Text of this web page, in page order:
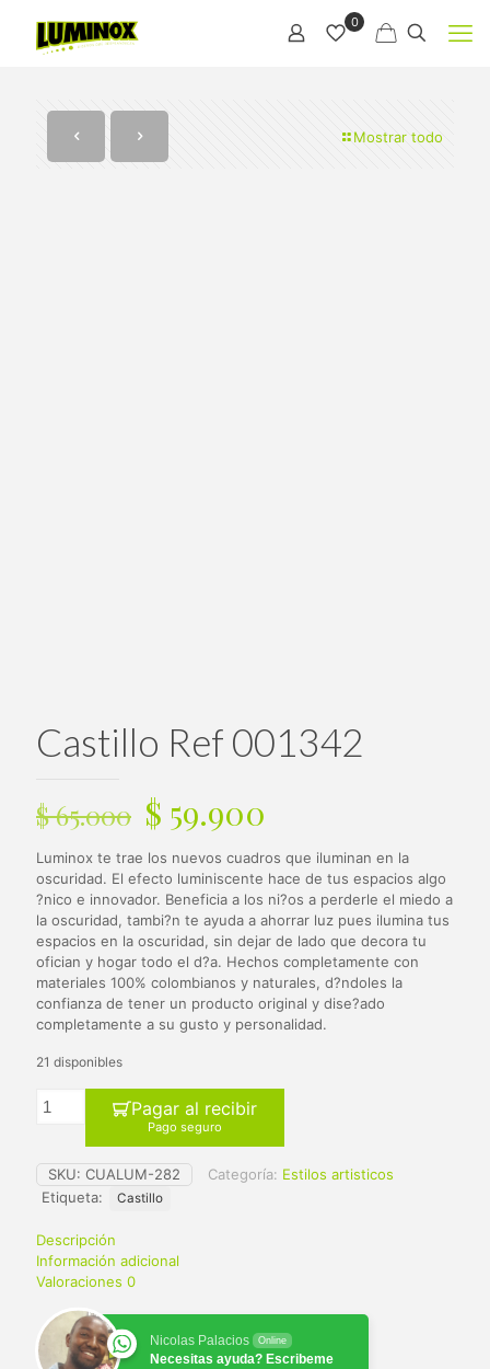
0
Mostrar todo
Castillo Ref 001342
$65.000 El
precio
original
era:
$ 65.000.
$ 59.900
precio
actual
es:
$ 59.900.
Luminox te trae los nuevos cuadros que iluminan en la
oscuridad. El efecto luminiscente hace de tus espacios algo
?nico e innovador. Beneficia a los ni?os a perderle el miedo a
la oscuridad, tambi?n te ayuda a ahorrar luz pues ilumina tus
espacios en la oscuridad, sin dejar de lado que decora tu
ofician y hogar todo el d?a. Hechos completamente con
materiales 100% colombianos y naturales, d?ndoles la
confianza de tener un producto original y dise?ado
completamente a su gusto y personalidad.
21 disponibles
Pagar al recibir
Pago seguro
SKU: CUALUM-282 Categoría: Estilos artisticos
Etiqueta:
Castillo
Descripción
Información adicional
Valoraciones 0
Nicolas Palacios Online
Necesitas ayuda? Escribeme